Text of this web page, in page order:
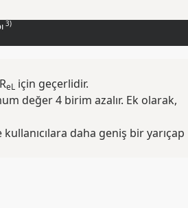
3)
eL için geçerlidir.
değer 4 birim azalır. Ek olarak,
daha geniş bir yarıçap